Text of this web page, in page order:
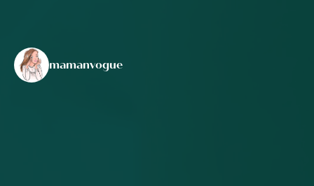
mamanvogue